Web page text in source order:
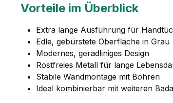
Vorteile im Überblick
Extra lange Ausführung für
Edle, gebürstete Oberfläche in Grau
Modernes, geradliniges Design
Rostfreies Metall für lange
Stabile Wandmontage mit Bohren
Ideal kombinierbar mit weiteren